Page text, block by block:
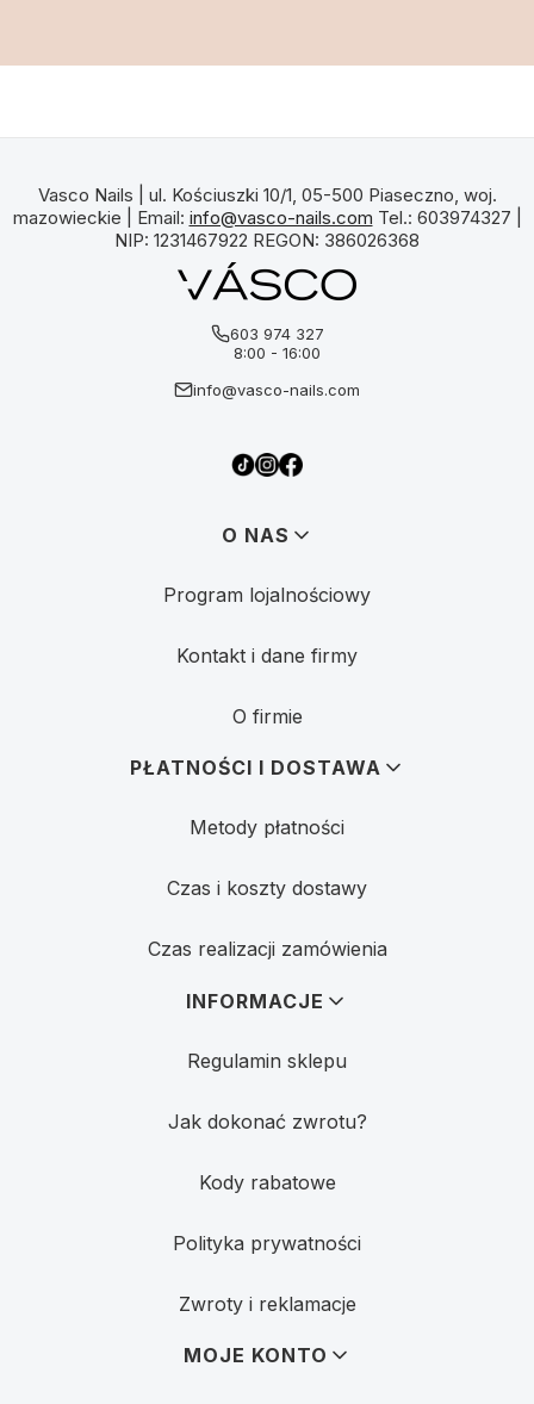
Vasco Nails | ul. Kościuszki 10/1, 05-500 Piaseczno, woj.
mazowieckie | Email: info@vasco-nails.com Tel.: 603974327 |
NIP: 1231467922 REGON: 386026368
603 974 327
8:00 - 16:00
info@vasco-nails.com
O NAS
Program lojalnościowy
Kontakt i dane firmy
O firmie
PŁATNOŚCI I DOSTAWA
Metody płatności
Czas i koszty dostawy
Czas realizacji zamówienia
INFORMACJE
Regulamin sklepu
Jak dokonać zwrotu?
Kody rabatowe
Polityka prywatności
Zwroty i reklamacje
MOJE KONTO